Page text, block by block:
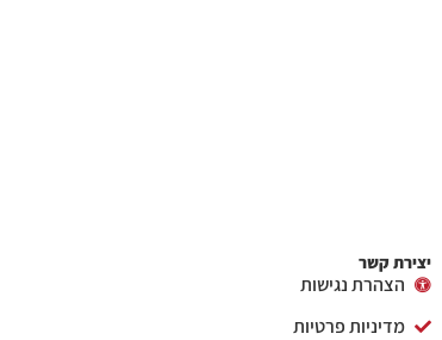
יצירת קשר
הצהרת נגישות
מדיניות פרטיות